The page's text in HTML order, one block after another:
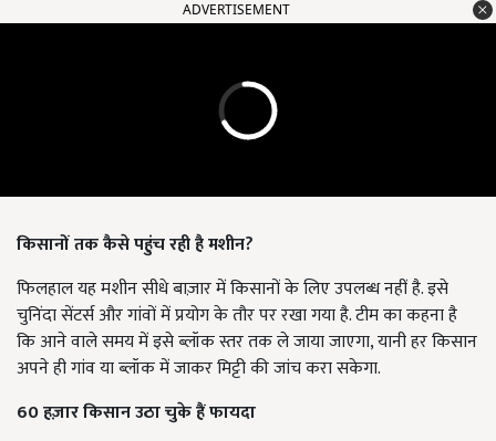
ADVERTISEMENT
किसानों तक कैसे पहुंच रही है मशीन?
फिलहाल यह मशीन सीधे बाज़ार में किसानों के लिए उपलब्ध नहीं है. इसे
चुनिंदा सेंटर्स और गांवों में प्रयोग के तौर पर रखा गया है. टीम का कहना है
कि आने वाले समय में इसे ब्लॉक स्तर तक ले जाया जाएगा, यानी हर किसान
अपने ही गांव या ब्लॉक में जाकर मिट्टी की जांच करा सकेगा.
60 हज़ार किसान उठा चुके हैं फायदा